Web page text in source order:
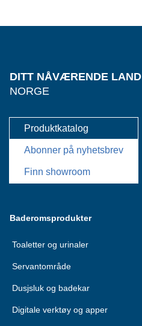
DITT NÅVÆRENDE LAND
NORGE
Produktkatalog
Abonner på nyhetsbrev
Finn showroom
Baderomsprodukter
Toaletter og urinaler
Servantområde
Dusjsluk og badekar
Digitale verktøy og apper